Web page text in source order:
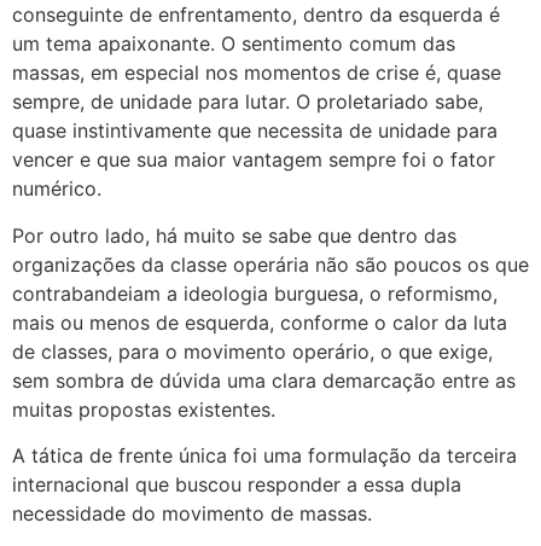
conseguinte de enfrentamento, dentro da esquerda é
um tema apaixonante. O sentimento comum das
massas, em especial nos momentos de crise é, quase
sempre, de unidade para lutar. O proletariado sabe,
quase instintivamente que necessita de unidade para
vencer e que sua maior vantagem sempre foi o fator
numérico.
Por outro lado, há muito se sabe que dentro das
organizações da classe operária não são poucos os que
contrabandeiam a ideologia burguesa, o reformismo,
mais ou menos de esquerda, conforme o calor da luta
de classes, para o movimento operário, o que exige,
sem sombra de dúvida uma clara demarcação entre as
muitas propostas existentes.
A tática de frente única foi uma formulação da terceira
internacional que buscou responder a essa dupla
necessidade do movimento de massas.